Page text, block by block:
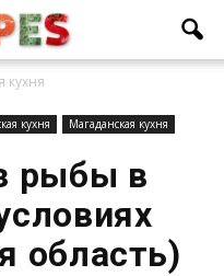
кухня
кухня Магаданская кухня
рыбы в
область)